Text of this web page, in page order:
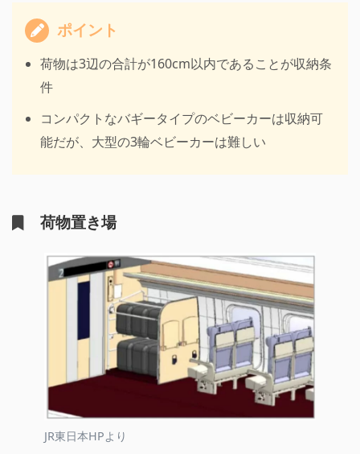
ポイント
荷物は3辺の合計が160cm以内であることが収納条
件
コンパクトなバギータイプのベビーカーは収納可
能だが、大型の3輪ベビーカーは難しい
荷物置き場
JR東日本HPより